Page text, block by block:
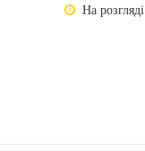
На розгляді